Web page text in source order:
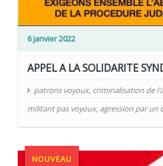
6 janvier 2022
APPEL A LA SOLIDARITE
patrons voyoux, criminalisation de
militant pas voyoux, agression par un
NOUVEAU